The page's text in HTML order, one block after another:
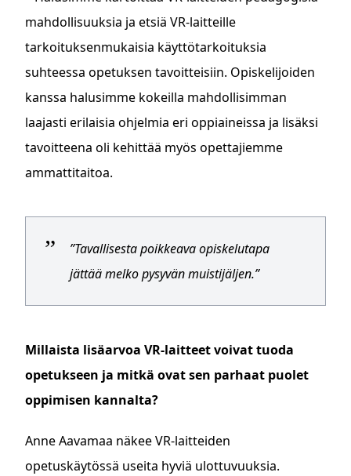
mahdollisuuksia ja etsiä VR-laitteille
tarkoituksenmukaisia käyttötarkoituksia
suhteessa opetuksen tavoitteisiin. Opiskelijoiden
kanssa halusimme kokeilla mahdollisimman
laajasti erilaisia ohjelmia eri oppiaineissa ja lisäksi
tavoitteena oli kehittää myös opettajiemme
ammattitaitoa.
”Tavallisesta poikkeava opiskelutapa
jättää melko pysyvän muistijäljen.”
Millaista lisäarvoa VR-laitteet voivat tuoda
opetukseen ja mitkä ovat sen parhaat puolet
oppimisen kannalta?
Anne Aavamaa näkee VR-laitteiden
opetuskäytössä useita hyviä ulottuvuuksia.